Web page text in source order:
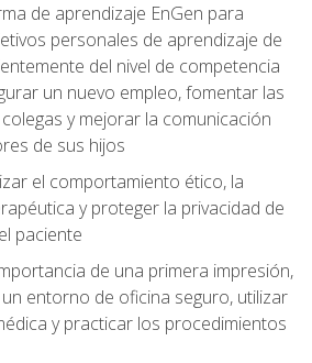
de aprendizaje EnGen para
personales de aprendizaje de
del nivel de competencia
un nuevo empleo, fomentar las
y mejorar la comunicación
de sus hijos
el comportamiento ético, la
y proteger la privacidad de
paciente
de una primera impresión,
entorno de oficina seguro, utilizar
y practicar los procedimientos